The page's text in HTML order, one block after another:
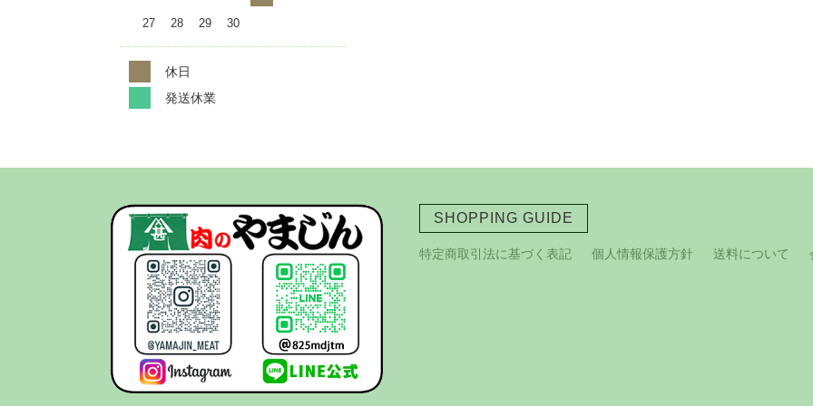
27 28 29 30
休日
発送休業
SHOPPING GUIDE
特定商取引法に基づく表記 個人情報保護方針 送料について